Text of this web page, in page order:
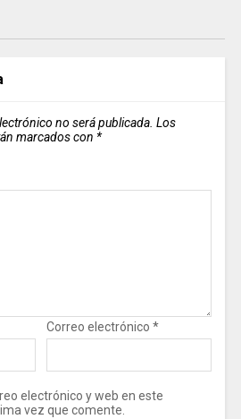
no será publicada. Los
marcados con *
Correo electrónico *
electrónico y web en este
vez que comente.